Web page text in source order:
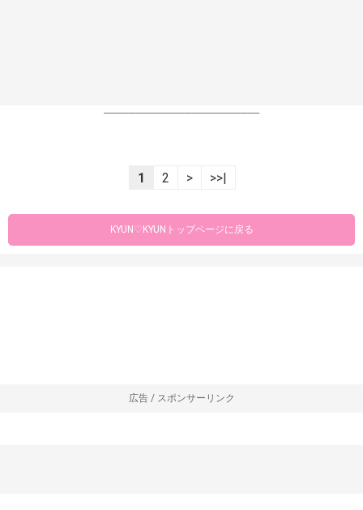
----------------------------------------------------------------
1 2 > >>|
KYUN♡KYUNトップページに戻る
広告 / スポンサーリンク